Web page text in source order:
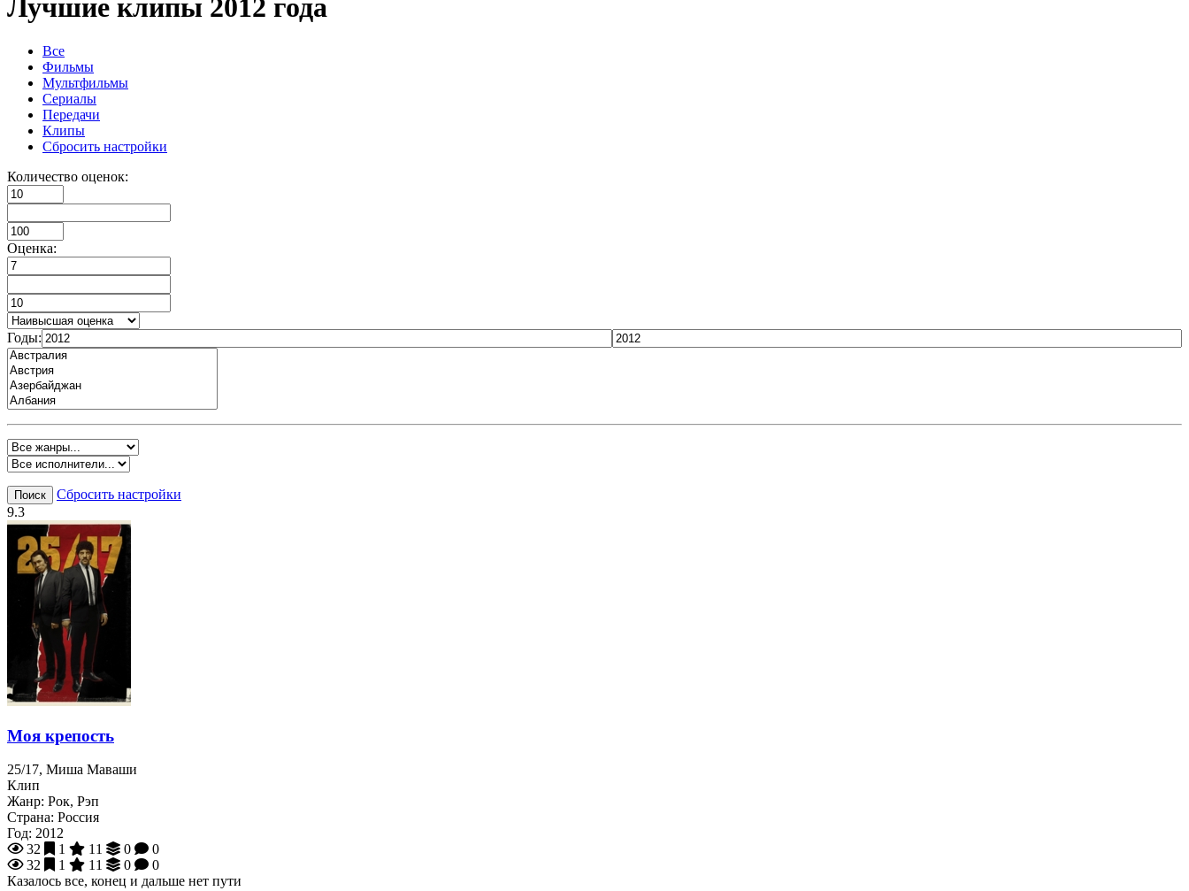
Лучшие клипы 2012 года
Все
Фильмы
Мультфильмы
Сериалы
Передачи
Клипы
Сбросить настройки
Количество оценок:
Оценка:
Годы:
Поиск
Сбросить настройки
9.3
Моя крепость
25/17, Миша Маваши
Клип
Жанр: Рок, Рэп
Страна: Россия
Год: 2012
32
1 11 0
0
32
1 11 0
0
Казалось все, конец и дальше нет пути